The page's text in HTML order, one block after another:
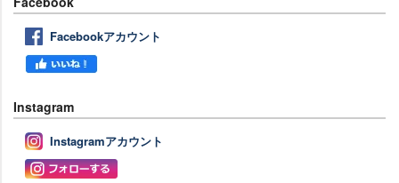
Facebookアカウント
Instagram
Instagramアカウント